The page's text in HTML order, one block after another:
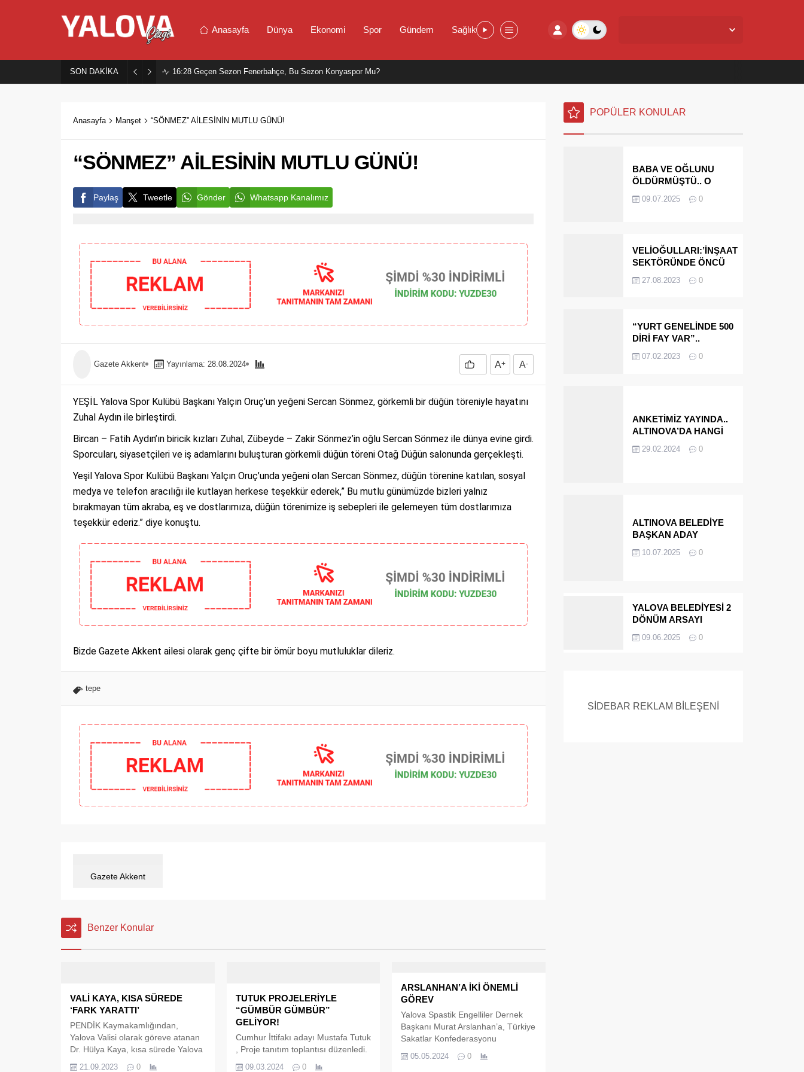
Anasayfa Dünya Ekonomi Spor Gündem Sağlık
SON DAKİKA 16:28 Geçen Sezon Fenerbahçe, Bu Sezon Konyaspor Mu?
Anasayfa Manşet “SÖNMEZ” AİLESİNİN MUTLU GÜNÜ!
“SÖNMEZ” AİLESİNİN MUTLU GÜNÜ!
Paylaş Tweetle Gönder Whatsapp Kanalımız
Gazete Akkent Yayınlama: 28.08.2024 A+ A-
YEŞİL Yalova Spor Kulübü Başkanı Yalçın Oruç’un yeğeni Sercan Sönmez, görkemli bir düğün töreniyle hayatını
Zuhal Aydın ile birleştirdi.
Bircan – Fatih Aydın’ın biricik kızları Zuhal, Zübeyde – Zakir Sönmez’in oğlu Sercan Sönmez ile dünya evine girdi.
Sporcuları, siyasetçileri ve iş adamlarını buluşturan görkemli düğün töreni Otağ Düğün salonunda gerçekleşti.
Yeşil Yalova Spor Kulübü Başkanı Yalçın Oruç’unda yeğeni olan Sercan Sönmez, düğün törenine katılan, sosyal
medya ve telefon aracılığı ile kutlayan herkese teşekkür ederek,” Bu mutlu günümüzde bizleri yalnız
bırakmayan tüm akraba, eş ve dostlarımıza, düğün törenimize iş sebepleri ile gelemeyen tüm dostlarımıza
teşekkür ederiz.” diye konuştu.
Bizde Gazete Akkent ailesi olarak genç çifte bir ömür boyu mutluluklar dileriz.
tepe
Gazete Akkent
Benzer Konular
VALİ KAYA, KISA SÜREDE
‘FARK YARATTI’
PENDİK Kaymakamlığından,
Yalova Valisi olarak göreve atanan
Dr. Hülya Kaya, kısa sürede Yalova
halkının gönlünü kazandı. Sosyal
21.09.2023 0
TUTUK PROJELERİYLE
“GÜMBÜR GÜMBÜR”
GELİYOR!
Cumhur İttifakı adayı Mustafa Tutuk
, Proje tanıtım toplantısı düzenledi.
Yalova Belediye Başkanı Mustafa
09.03.2024 0
ARSLANHAN’A İKİ ÖNEMLİ
GÖREV
Yalova Spastik Engelliler Dernek
Başkanı Murat Arslanhan’a, Türkiye
Sakatlar Konfederasyonu
tarafından iki önemli görev birden
verildi. Ankara’da düzenlenen
05.05.2024 0
POPÜLER KONULAR
BABA VE OĞLUNU
ÖLDÜRMÜŞTÜ.. O
MİRASÇILARI
09.07.2025 0
VELİOĞULLARI:’İNŞAAT
SEKTÖRÜNDE ÖNCÜ
EDECEĞİZ’
27.08.2023 0
“YURT GENELİNDE 500
DİRİ FAY VAR”..
ÇINARCIK..
07.02.2023 0
ANKETİMİZ YAYINDA..
ALTINOVA’DA HANGİ
BAŞKANI OLARAK
29.02.2024 0
ALTINOVA BELEDİYE
BAŞKAN ADAY
MÜEBBET ALDI FİRAR
10.07.2025 0
YALOVA BELEDİYESİ 2
DÖNÜM ARSAYI
09.06.2025 0
SİDEBAR REKLAM BİLEŞENİ